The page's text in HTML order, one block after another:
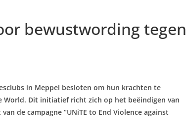
bewustwording tegen
in Meppel besloten om hun krachten te
Dit initiatief richt zich op het beëindigen van
de campagne “UNiTE to End Violence against